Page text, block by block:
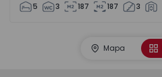
5 3 187 187 3
Mapa